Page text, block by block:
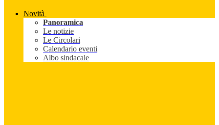
Novità
Panoramica
Le notizie
Le Circolari
Calendario eventi
Albo sindacale